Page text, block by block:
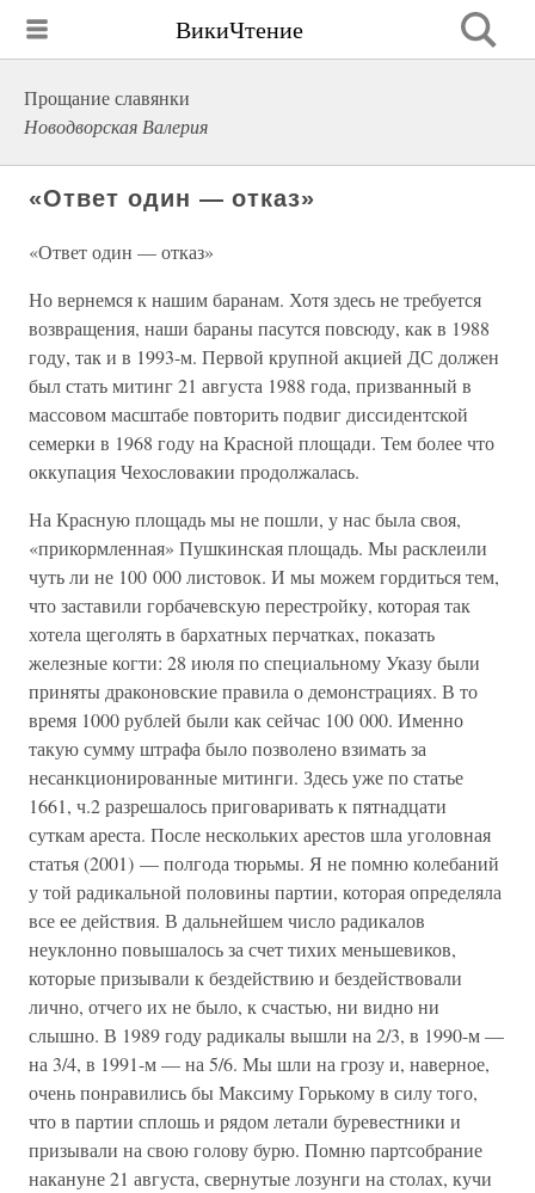
ВикиЧтение
Прощание славянки
Новодворская Валерия
«Ответ один — отказ»
«Ответ один — отказ»
Но вернемся к нашим баранам. Хотя здесь не требуется
возвращения, наши бараны пасутся повсюду, как в 1988
году, так и в 1993-м. Первой крупной акцией ДС должен
был стать митинг 21 августа 1988 года, призванный в
массовом масштабе повторить подвиг диссидентской
семерки в 1968 году на Красной площади. Тем более что
оккупация Чехословакии продолжалась.
На Красную площадь мы не пошли, у нас была своя,
«прикормленная» Пушкинская площадь. Мы расклеили
чуть ли не 100 000 листовок. И мы можем гордиться тем,
что заставили горбачевскую перестройку, которая так
хотела щеголять в бархатных перчатках, показать
железные когти: 28 июля по специальному Указу были
приняты драконовские правила о демонстрациях. В то
время 1000 рублей были как сейчас 100 000. Именно
такую сумму штрафа было позволено взимать за
несанкционированные митинги. Здесь уже по статье
1661, ч.2 разрешалось приговаривать к пятнадцати
суткам ареста. После нескольких арестов шла уголовная
статья (2001) — полгода тюрьмы. Я не помню колебаний
у той радикальной половины партии, которая определяла
все ее действия. В дальнейшем число радикалов
неуклонно повышалось за счет тихих меньшевиков,
которые призывали к бездействию и бездействовали
лично, отчего их не было, к счастью, ни видно ни
слышно. В 1989 году радикалы вышли на 2/3, в 1990-м —
на 3/4, в 1991-м — на 5/6. Мы шли на грозу и, наверное,
очень понравились бы Максиму Горькому в силу того,
что в партии сплошь и рядом летали буревестники и
призывали на свою голову бурю. Помню партсобрание
накануне 21 августа, свернутые лозунги на столах, кучи